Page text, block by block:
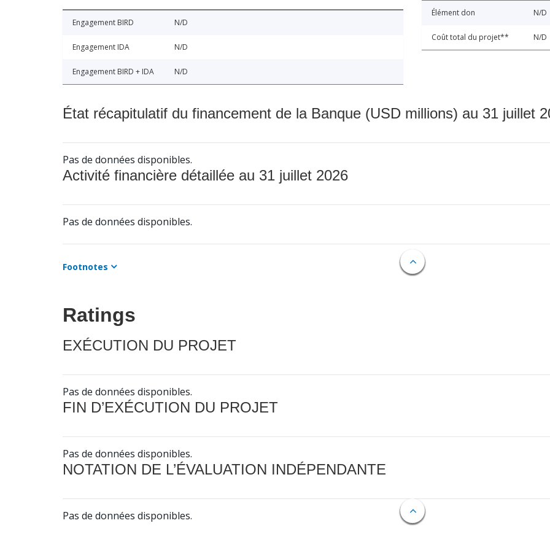
Engagement BIRD N/D
Engagement IDA N/D
Engagement BIRD + IDA N/D
Élément don N/D
Coût total du projet** N/D
État récapitulatif du financement de la Banque (USD millions) au 31 juillet
Pas de données disponibles.
Activité financière détaillée au 31 juillet 2026
Pas de données disponibles.
Footnotes
Ratings
EXÉCUTION DU PROJET
Pas de données disponibles.
FIN D’EXÉCUTION DU PROJET
Pas de données disponibles.
NOTATION DE L’ÉVALUATION INDÉPENDANTE
Pas de données disponibles.